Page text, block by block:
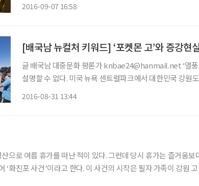
2016-09-07 16:58
[배국남 뉴컬처 키워드] ‘포켓몬 고’와 증강현
글 배국남 대중문화 평론가 knbae24@hanmail.net ‘열풍(熱風)’이라는 단어로는 상황을
설명할 수 없다. 미국 뉴욕 센트럴파크에서 대한민국 강원
2016-08-31 13:44
으로 여름 휴가를 떠난 적이 있다. 그런데 당시 휴가는 즐거움
시작은 필자 가족이 강원 고성군 화진포해수욕장에서 즐겁게